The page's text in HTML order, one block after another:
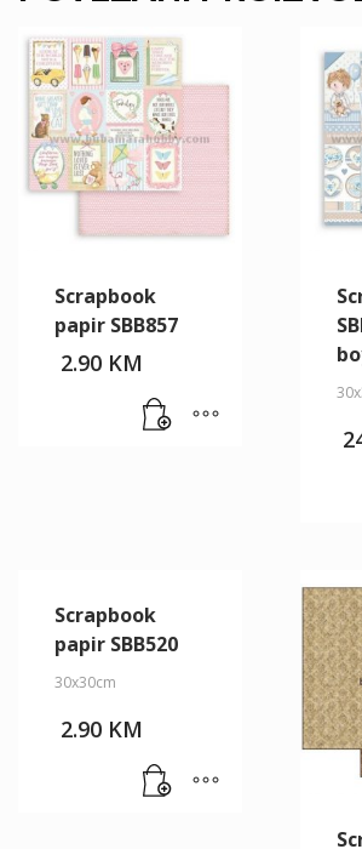
Scrapbook
papir SBB857
2.90 KM
Scrapbook
papir SBB520
30x30cm
2.90 KM